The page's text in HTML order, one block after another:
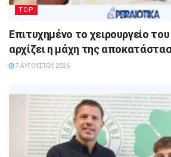
TOP
Επιτυχημένο το χειρουργείο
αρχίζει η μάχη της
7 ΑΥΓΟΎΣΤΟΥ, 2026